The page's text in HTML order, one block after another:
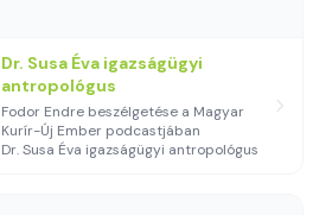
Dr. Susa Éva igazságügyi
antropológus
Fodor Endre beszélgetése a Magyar
Kurír-Új Ember podcastjában
Dr. Susa Éva igazságügyi antropológus